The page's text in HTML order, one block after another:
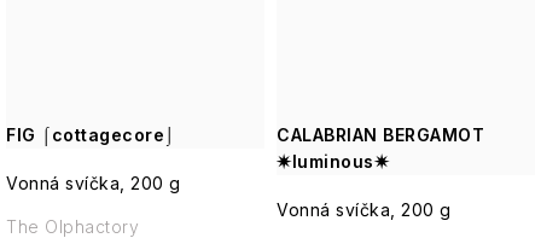
FIG ⌠cottagecore⌡
Vonná svíčka, 200 g
The Olphactory
CALABRIAN BERGAMOT
✷luminous✷
Vonná svíčka, 200 g